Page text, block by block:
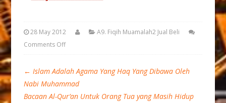
28 May 2012
A9. Fiqih Muamalah2 Jual Beli
Comments Off
← Islam Adalah Agama Yang Haq Yang Dibawa Oleh
Nabi Muhammad
Bacaan Al-Qur’an Untuk Orang Tua yang Masih Hidup